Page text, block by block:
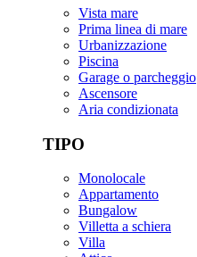
Vista mare
Prima linea di mare
Urbanizzazione
Piscina
Garage o parcheggio
Ascensore
Aria condizionata
TIPO
Monolocale
Appartamento
Bungalow
Villetta a schiera
Villa